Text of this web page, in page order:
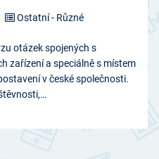
otázek spojených s
zařízení a speciálně s místem
v české společnosti.
Ostatní - Různé